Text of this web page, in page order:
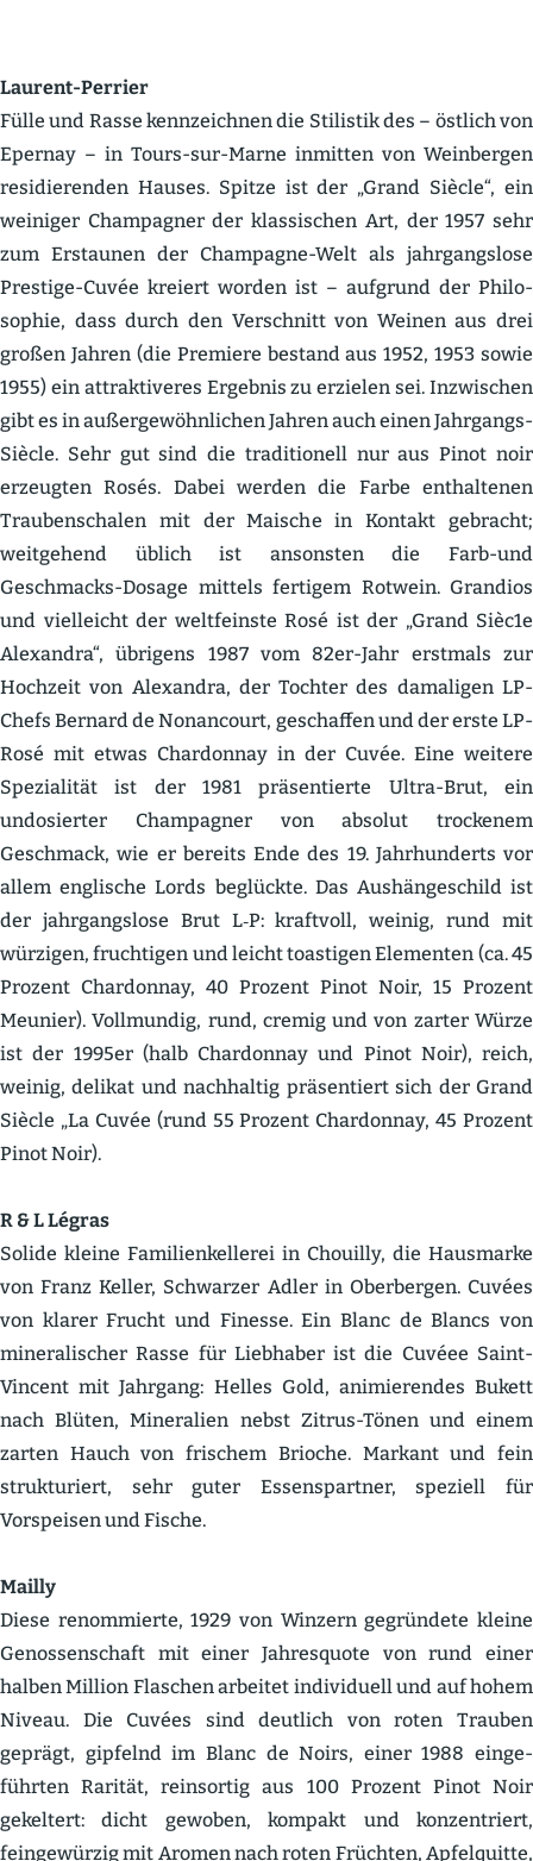
Laurent-Perrier
Fülle und Rasse kennzeichnen die Stilistik des – östlich von
Epernay – in Tours-sur-Marne inmitten von Weinbergen
residie­renden Hauses. Spitze ist der „Grand Siècle“, ein
weiniger Champagner der klassi­schen Art, der 1957 sehr
zum Erstaunen der Champagne-Welt als jahrgangslose
Prestige-Cuvée kreiert worden ist – aufgrund der Philo­
sophie, dass durch den Verschnitt von Weinen aus drei
großen Jahren (die Premiere bestand aus 1952, 1953 sowie
1955) ein attrak­ti­veres Ergebnis zu erzielen sei. Inzwi­schen
gibt es in außer­ge­wöhn­lichen Jahren auch einen Jahrgangs-
Siècle. Sehr gut sind die tradi­tionell nur aus Pinot noir
erzeugten Rosés. Dabei werden die Farbe enthal­tenen
Trauben­schalen mit der Maische in Kontakt gebracht;
weitgehend üblich ist ansonsten die Farb-und
Geschmacks-Dosage mittels fertigem Rotwein. Grandios
und vielleicht der weltfeinste Rosé ist der „Grand Sièc1e
Alexandra“, übrigens 1987 vom 82er-Jahr erstmals zur
Hochzeit von Alexandra, der Tochter des damaligen LP-
Chefs Bernard de Nonan­court, geschaffen und der erste LP-
Rosé mit etwas Chardonnay in der Cuvée. Eine weitere
Spezia­lität ist der 1981 präsen­tierte Ultra-Brut, ein
undosierter Champagner von absolut trockenem
Geschmack, wie er bereits Ende des 19. Jahrhun­derts vor
allem englische Lords beglückte. Das Aushän­ge­schild ist
der jahrgangslose Brut L‑P: kraftvoll, weinig, rund mit
würzigen, fruch­tigen und leicht toastigen Elementen (ca. 45
Prozent Chardonnay, 40 Prozent Pinot Noir, 15 Prozent
Meunier). Vollmundig, rund, cremig und von zarter Würze
ist der 1995er (halb Chardonnay und Pinot Noir), reich,
weinig, delikat und nachhaltig präsen­tiert sich der Grand
Siècle „La Cuvée (rund 55 Prozent Chardonnay, 45 Prozent
Pinot Noir).
R & L Légras
Solide kleine Famili­en­kel­lerei in Chouilly, die Hausmarke
von Franz Keller, Schwarzer Adler in Oberbergen. Cuvées
von klarer Frucht und Finesse. Ein Blanc de Blancs von
minera­li­scher Rasse für Liebhaber ist die Cuvéee Saint-
Vincent mit Jahrgang: Helles Gold, animie­rendes Bukett
nach Blüten, Mineralien nebst Zitrus-Tönen und einem
zarten Hauch von frischem Brioche. Markant und fein
struk­tu­riert, sehr guter Essens­partner, speziell für
Vorspeisen und Fische.
Mailly
Diese renom­mierte, 1929 von Winzern gegründete kleine
Genos­sen­schaft mit einer Jahres­quote von rund einer
halben Million Flaschen arbeitet indivi­duell und auf hohem
Niveau. Die Cuvées sind deutlich von roten Trauben
geprägt, gipfelnd im Blanc de Noirs, einer 1988 einge­
führten Rarität, reinsortig aus 100 Prozent Pinot Noir
gekeltert: dicht gewoben, kompakt und konzen­triert,
feinge­würzig mit Aromen nach roten Früchten, Apfel­quitte,